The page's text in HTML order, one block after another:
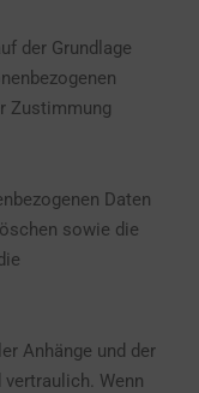
der Grundlage
Zustimmung
Daten
sowie die
Anhänge und der
Wenn